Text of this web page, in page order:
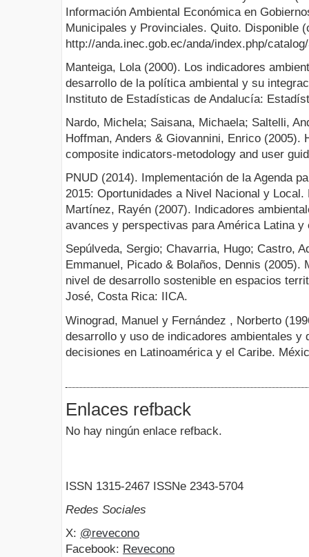
Información Ambiental Económica en
Municipales y Provinciales. Quito. Disponible
http://anda.inec.gob.ec/anda/index.php/
Manteiga, Lola (2000). Los indicadores
desarrollo de la política ambiental y su
Instituto de Estadísticas de Andalucía:
Nardo, Michela; Saisana, Michaela; Saltelli,
Hoffman, Anders & Giovannini, Enrico (2005).
composite indicators-metodology and user
PNUD (2014). Implementación de la Agenda
2015: Oportunidades a Nivel Nacional y
Martínez, Rayén (2007). Indicadores
avances y perspectivas para América Latina y
Sepúlveda, Sergio; Chavarria, Hugo; Castro,
Emmanuel, Picado & Bolaños, Dennis (2005).
nivel de desarrollo sostenible en espacios
José, Costa Rica: IICA.
Winograd, Manuel y Fernández , Norberto
desarrollo y uso de indicadores ambientales y
decisiones en Latinoamérica y el Caribe.
Enlaces refback
No hay ningún enlace refback.
ISSN 1315-2467 ISSNe 2343-5704
Redes Sociales
X: @revecono
Facebook: Revecono